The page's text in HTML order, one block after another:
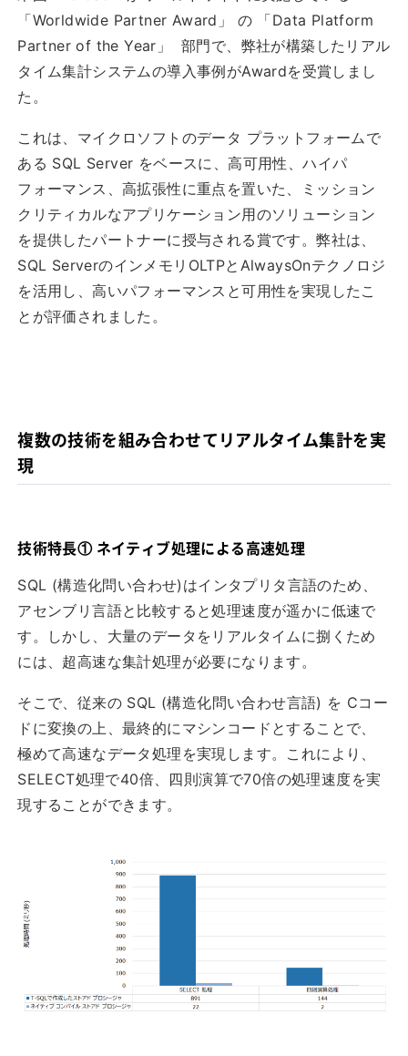
「Worldwide Partner Award」 の 「Data Platform
Partner of the Year」 部門で、弊社が構築したリアル
タイム集計システムの導入事例がAwardを受賞しまし
た。
これは、マイクロソフトのデータ プラットフォームで
ある SQL Server をベースに、高可用性、ハイパ
フォーマンス、高拡張性に重点を置いた、ミッション
クリティカルなアプリケーション用のソリューション
を提供したパートナーに授与される賞です。弊社は、
SQL ServerのインメモリOLTPとAlwaysOnテクノロジ
を活用し、高いパフォーマンスと可用性を実現したこ
とが評価されました。​
複数の技術を組み合わせてリアルタイム集計を実
現
技術特長① ネイティブ処理による高速処理
SQL (構造化問い合わせ)はインタプリタ言語のため、
アセンブリ言語と比較すると処理速度が遥かに低速で
す。しかし、大量のデータをリアルタイムに捌くため
には、超高速な集計処理が必要になります。
そこで、従来の SQL (構造化問い合わせ言語) を Cコー
ドに変換の上、最終的にマシンコードとすることで、
極めて高速なデータ処理を実現します。これにより、
SELECT処理で40倍、四則演算で70倍の処理速度を実
現することができます。